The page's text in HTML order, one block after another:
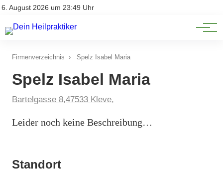
6. August 2026 um 23:49 Uhr
Impressum
Natürliche Medizin
Heilpflanzen & Kräuterkunde
Firmenverzeichnis › Spelz Isabel Maria
Spelz Isabel Maria
Bartelgasse 8,47533 Kleve,
Leider noch keine Beschreibung…
Standort